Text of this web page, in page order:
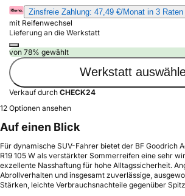
Zinsfreie Zahlung: 47,49 €/Monat in 3 Raten
mit Reifenwechsel
Lieferung an die Werkstatt
von 78% gewählt
Werkstatt
Verkauf durch CHECK24
12 Optionen ansehen
Auf einen Blick
Für dynamische SUV-Fahrer bietet der BF Goodrich
R19 105 W als verstärkter Sommerreifen eine sehr
exzellente Nasshaftung für hohe Alltagssicherheit.
Abrollverhalten und insgesamt zuverlässige,
Stärken, leichte Verbrauchsnachteile gegenüber